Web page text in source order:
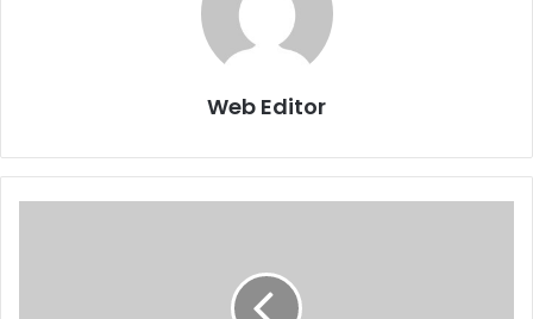
Web Editor